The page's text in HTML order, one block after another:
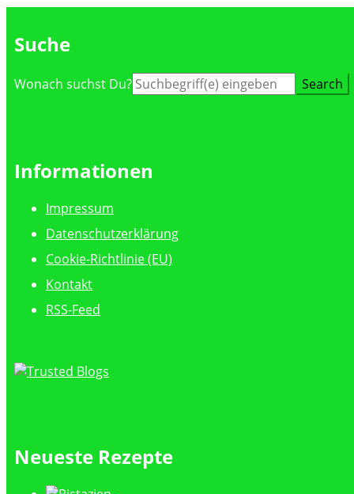
Suche
Suche
Wonach suchst Du?
Informationen
Impressum
Datenschutzerklärung
Cookie-Richtlinie (EU)
Kontakt
RSS-Feed
Neueste Rezepte